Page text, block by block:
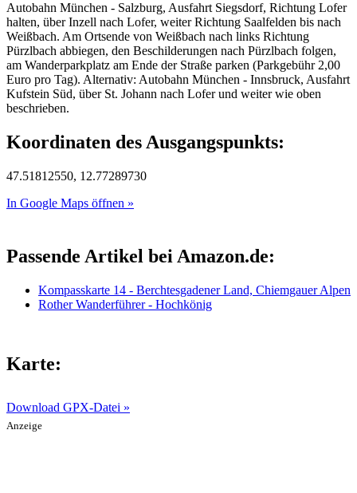
Autobahn München - Salzburg, Ausfahrt Siegsdorf, Richtung Lofer
halten, über Inzell nach Lofer, weiter Richtung Saalfelden bis nach
Weißbach. Am Ortsende von Weißbach nach links Richtung
Pürzlbach abbiegen, den Beschilderungen nach Pürzlbach folgen,
am Wanderparkplatz am Ende der Straße parken (Parkgebühr 2,00
Euro pro Tag). Alternativ: Autobahn München - Innsbruck, Ausfahrt
Kufstein Süd, über St. Johann nach Lofer und weiter wie oben
beschrieben.
Koordinaten des Ausgangspunkts:
47.51812550, 12.77289730
In Google Maps öffnen »
Passende Artikel bei Amazon.de:
Kompasskarte 14 - Berchtesgadener Land, Chiemgauer Alpen
Rother Wanderführer - Hochkönig
Karte:
Download GPX-Datei »
Anzeige